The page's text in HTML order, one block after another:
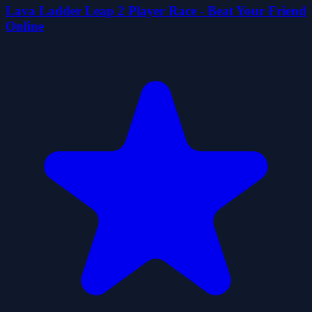
Lava Ladder Leap 2 Player Race - Beat Your Friend
Online